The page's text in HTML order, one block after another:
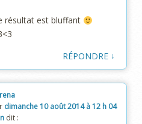
résultat est bluffant
RÉPONDRE ↓
dimanche 10 août 2014 à 12 h 04
dit :